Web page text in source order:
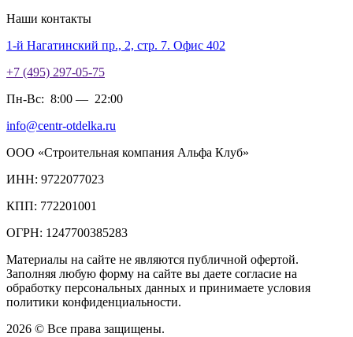
Наши контакты
1-й Нагатинский пр., 2, стр. 7. Офис 402
+7 (495) 297-05-75
Пн-Вс: 8:00 — 22:00
info@centr-otdelka.ru
ООО «Строительная компания Альфа Клуб»
ИНН: 9722077023
КПП: 772201001
ОГРН: 1247700385283
Материалы на сайте не являются публичной офертой.
Заполняя любую форму на сайте вы даете согласие на
обработку персональных данных и принимаете условия
политики конфиденциальности.
2026 © Все права защищены.